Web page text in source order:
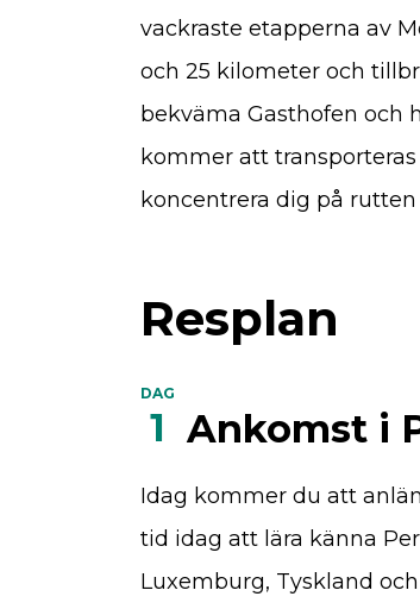
vackraste etapperna av
och 25 kilometer och
bekväma Gasthofen och
kommer att
koncentrera dig på
Resplan
DAG
1 Ankomst i
Idag kommer du att
tid idag att lära känna
Luxemburg, Tyskland